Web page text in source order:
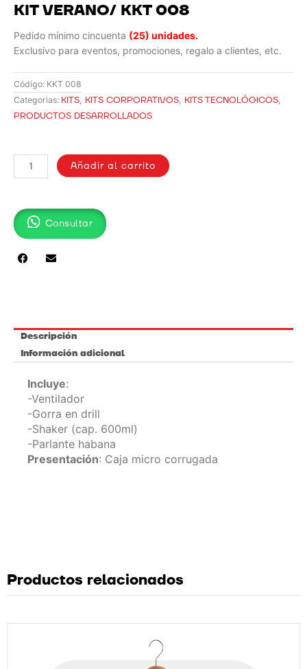
KIT VERANO/ KKT 008
Pedido mínimo cincuenta (25) unidades.
Exclusivo para eventos, promociones, regalo a clientes, etc.
Código: KKT 008
Categorias: KITS, KITS CORPORATIVOS, KITS TECNOLÓGICOS,
PRODUCTOS DESARROLLADOS
VERANO/
KKT
cantidad
Añadir al carrito
Consultar
Descripción
Información adicional
Incluye:
-Ventilador
-Gorra en drill
-Shaker (cap. 600ml)
-Parlante habana
Presentación: Caja micro corrugada
Productos relacionados